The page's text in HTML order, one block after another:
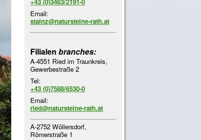
Email:
stainz@natursteine-rath.at
Filialen branches:
A-4551 Ried im Traunkreis,
Gewerbestraße 2
Tel:
+43 (0)7588/6530-0
Email:
ried@natursteine-rath.at
A-2752 Wöllersdorf,
Römerstraße 1